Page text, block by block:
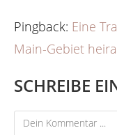
Pingback: Eine
Main-Gebiet
SCHREIBE
Kommentieren